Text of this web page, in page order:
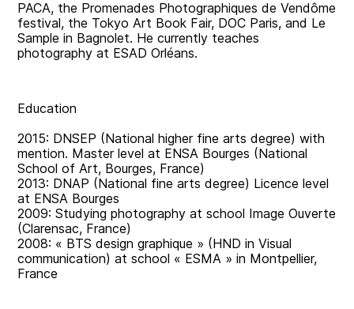
PACA, the Promenades Photographiques de Vendôme
festival, the Tokyo Art Book Fair, DOC Paris, and Le
Sample in Bagnolet. He currently teaches
photography at ESAD Orléans.
Education
2015: DNSEP (National higher fine arts degree) with
mention. Master level at ENSA Bourges (National
School of Art, Bourges, France)
2013: DNAP (National fine arts degree) Licence level
at ENSA Bourges
2009: Studying photography at school Image Ouverte
(Clarensac, France)
2008: « BTS design graphique » (HND in Visual
communication) at school « ESMA » in Montpellier,
France